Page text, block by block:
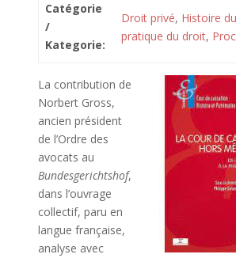
Catégorie
/
Kategorie:
Droit privé, Histoire
pratique du droit,
La contribution de
Norbert Gross,
ancien président
de l’Ordre des
avocats au
Bundesgerichtshof,
dans l’ouvrage
collectif, paru en
langue française,
analyse avec